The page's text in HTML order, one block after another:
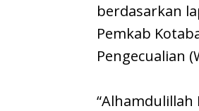
berdasarkan
Pemkab
Pengecualian